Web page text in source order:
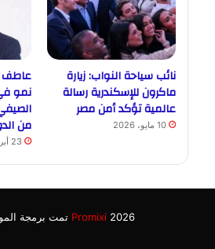
نائب سياحة النواب: زيارة
ماكرون للإسكندرية رسالة
عالمية تؤكد أمن مصر
10 مايو، 2026
عاطف
نمو
من
23 أبريل، 2026
Promixi2026 تمت برمجة الموقع بواسطة